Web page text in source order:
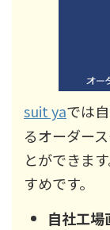
suit yaでは
るオーダー
とができま
すめです。
自社工